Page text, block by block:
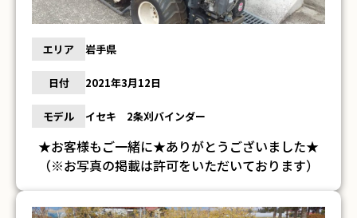
エリア 岩手県
日付 2021年3月12日
モデル イセキ 2条刈バインダー
★お客様もご一緒に★ありがとうございました★
（※お写真の掲載は許可をいただいております）